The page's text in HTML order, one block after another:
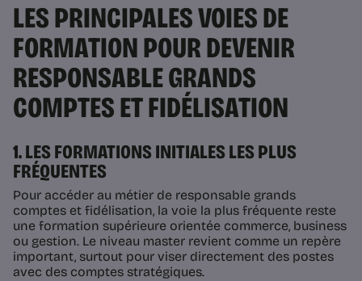
LES PRINCIPALES VOIES DE
FORMATION POUR DEVENIR
RESPONSABLE GRANDS
COMPTES ET FIDÉLISATION
1. LES FORMATIONS INITIALES LES PLUS
FRÉQUENTES
Pour accéder au métier de responsable grands
comptes et fidélisation, la voie la plus fréquente reste
une formation supérieure orientée commerce, business
ou gestion. Le niveau master revient comme un repère
important, surtout pour viser directement des postes
avec des comptes stratégiques.